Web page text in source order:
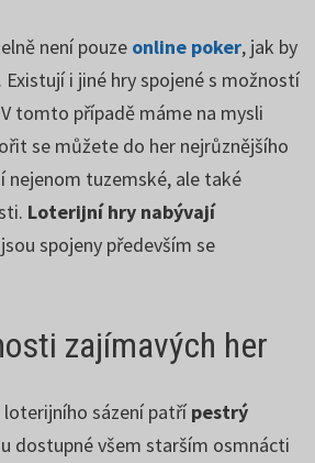
není pouze online poker, jak by
i jiné hry spojené s možností
tomto případě máme na mysli
se můžete do her nejrůznějšího
nejenom tuzemské, ale také
Loterijní hry nabývají
spojeny především se
zajímavých her
sázení patří pestrý
dostupné všem starším osmnácti